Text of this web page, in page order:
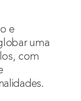
e
uma
com